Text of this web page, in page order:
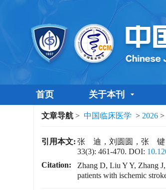
首页 关于本刊
文章导航 >中国临床医学 > 2026
引用本文: 张 迪，刘圆圆，张 键
33(3): 461-470. DOI:
Citation:
Zhang D, Liu Y Y, Zhang
patients with ischemic